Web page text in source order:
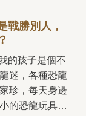
你的人生是否
萬貫，卻一毛
邊的人十分吝
財富，但卻
；有的人花錢
地透支自己的
林血脈相連，
土壤，或許無
就如任何忠實
不斷用小說探
，貢獻給讀者
2084》這樣
為小說主要場
戰勝別人，
迷，各種恐龍
珍，每天身邊
的恐龍玩具。